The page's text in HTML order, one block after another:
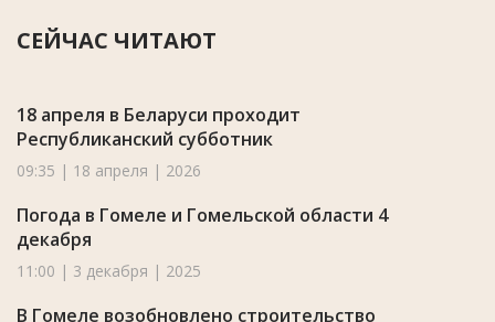
СЕЙЧАС ЧИТАЮТ
18 апреля в Беларуси проходит
Республиканский субботник
09:35 | 18 апреля | 2026
Погода в Гомеле и Гомельской области 4
декабря
11:00 | 3 декабря | 2025
В Гомеле возобновлено строительство